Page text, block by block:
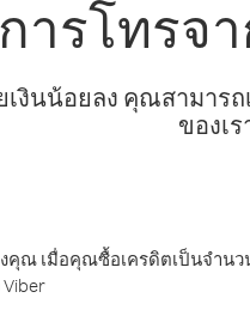
รโทรจ
งินน้อยลง คุณสามาร
ของเร
คุณ เมื่อคุณซื้อเครดิตเป็นจำ